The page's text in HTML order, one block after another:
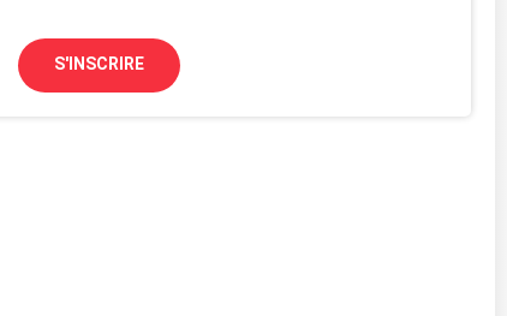
S'INSCRIRE